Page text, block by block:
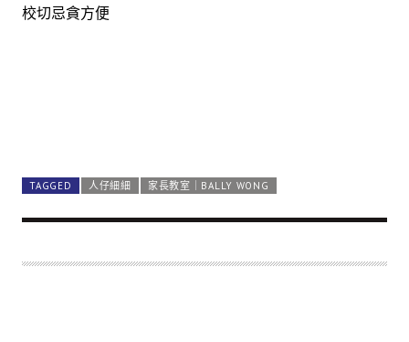
校切忌貪方便
TAGGED 人仔細細 家長教室｜BALLY WONG